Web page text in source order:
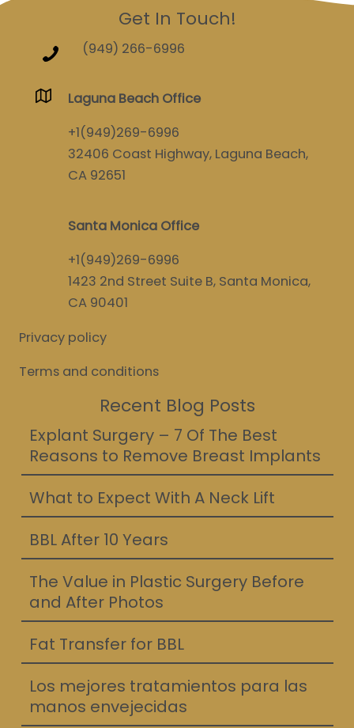
Get In Touch!
(949) 266-6996
Laguna Beach Office
+1(949)269-6996
32406 Coast Highway, Laguna Beach,
CA 92651
Santa Monica Office
+1(949)269-6996
1423 2nd Street Suite B, Santa Monica,
CA 90401
Privacy policy
Terms and conditions
Recent Blog Posts
Explant Surgery – 7 Of The Best
Reasons to Remove Breast Implants
What to Expect With A Neck Lift
BBL After 10 Years
The Value in Plastic Surgery Before
and After Photos
Fat Transfer for BBL
Los mejores tratamientos para las
manos envejecidas